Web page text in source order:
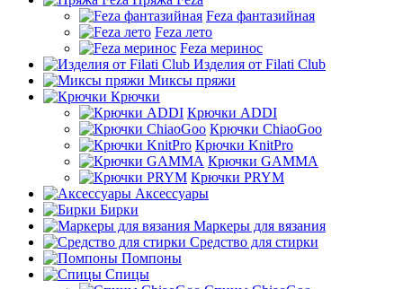
Feza фантазийная
Feza лето
Feza меринос
Изделия от Filati Club
Миксы пряжи
Крючки
Крючки ADDI
Крючки ChiaoGoo
Крючки KnitPro
Крючки GAMMA
Крючки PRYM
Аксессуары
Бирки
Маркеры для вязания
Средство для стирки
Помпоны
Спицы